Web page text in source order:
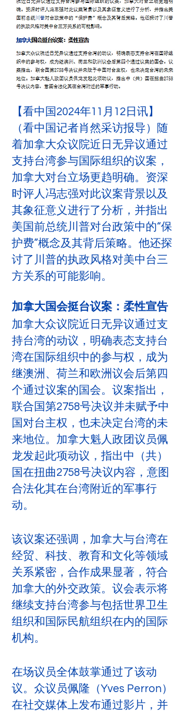
【看中国2024年11月12日讯】
（看中国记者肖然采访报导）随
着加拿大众议院近日无异议通过
支持台湾参与国际组织的议案，
加拿大对台立场更趋明确。资深
时评人冯志强对此议案背景以及
其象征意义进行了分析，并指出
美国前总统川普对台政策中的“保
护费”概念及其背后策略。他还探
讨了川普的执政风格对美中台三
方关系的可能影响。
加拿大国会挺台议案：柔性宣告
加拿大众议院近日无异议通过支
持台湾的动议，明确表态支持台
湾在国际组织中的参与权，成为
继澳洲、荷兰和欧洲议会后第四
个通过议案的国会。议案指出，
联合国第2758号决议并未赋予中
国对台主权，也未决定台湾的未
来地位。加拿大魁人政团议员佩
龙发起此项动议，指出中（共）
国在扭曲2758号决议内容，意图
合法化其在台湾附近的军事行
动。
该议案还强调，加拿大与台湾在
经贸、科技、教育和文化等领域
关系紧密，合作成果显著，符合
加拿大的外交政策。议会表示将
继续支持台湾参与包括世界卫生
组织和国际民航组织在内的国际
机构。
在场议员全体鼓掌通过了该动
议。众议员佩隆（Yves Perron）
在社交媒体上发布通过影片，并